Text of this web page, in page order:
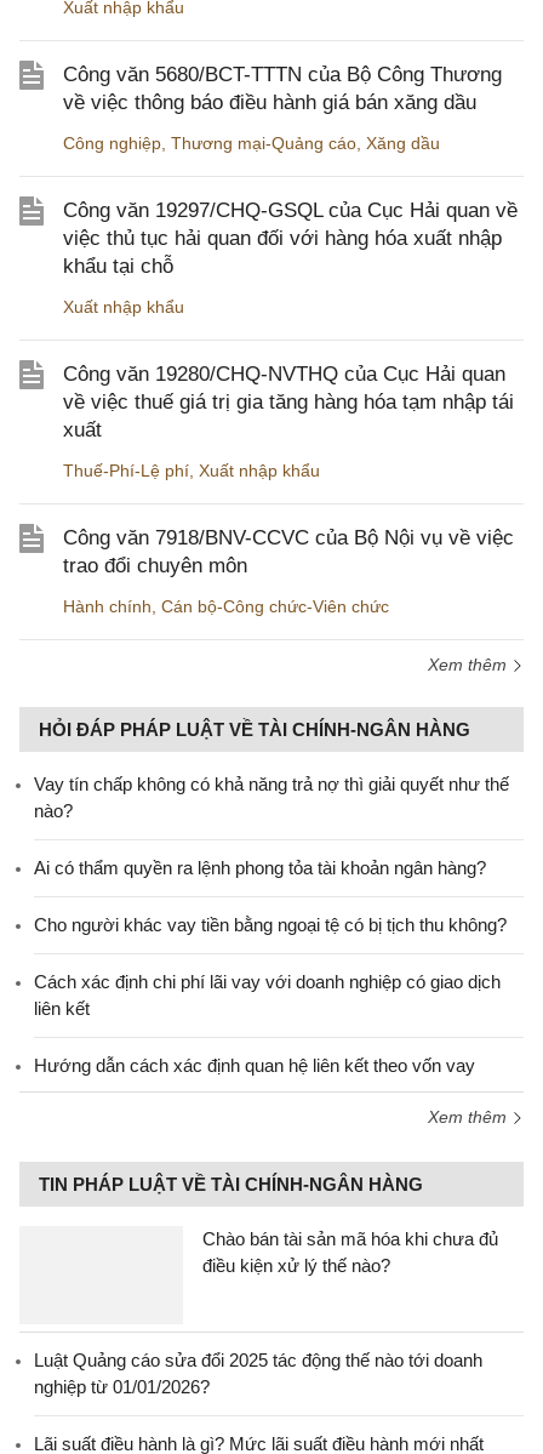
Xuất nhập khẩu
Công văn 5680/BCT-TTTN của Bộ Công Thương
về việc thông báo điều hành giá bán xăng dầu
Công nghiệp Thương mại-Quảng cáo Xăng dầu
Công văn 19297/CHQ-GSQL của Cục Hải quan về
việc thủ tục hải quan đối với hàng hóa xuất nhập
khẩu tại chỗ
Xuất nhập khẩu
Công văn 19280/CHQ-NVTHQ của Cục Hải quan
về việc thuế giá trị gia tăng hàng hóa tạm nhập tái
xuất
Thuế-Phí-Lệ phí Xuất nhập khẩu
Công văn 7918/BNV-CCVC của Bộ Nội vụ về việc
trao đổi chuyên môn
Hành chính Cán bộ-Công chức-Viên chức
Xem thêm
HỎI ĐÁP PHÁP LUẬT VỀ TÀI CHÍNH-NGÂN HÀNG
Vay tín chấp không có khả năng trả nợ thì giải quyết như thế
nào?
Ai có thẩm quyền ra lệnh phong tỏa tài khoản ngân hàng?
Cho người khác vay tiền bằng ngoại tệ có bị tịch thu không?
Cách xác định chi phí lãi vay với doanh nghiệp có giao dịch
liên kết
Hướng dẫn cách xác định quan hệ liên kết theo vốn vay
Xem thêm
TIN PHÁP LUẬT VỀ TÀI CHÍNH-NGÂN HÀNG
Chào bán tài sản mã hóa khi chưa đủ
điều kiện xử lý thế nào?
Luật Quảng cáo sửa đổi 2025 tác động thế nào tới doanh
nghiệp từ 01/01/2026?
Lãi suất điều hành là gì? Mức lãi suất điều hành mới nhất